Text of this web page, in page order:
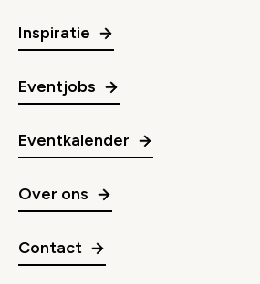
Inspiratie
Eventjobs
Eventkalender
Over ons
Contact